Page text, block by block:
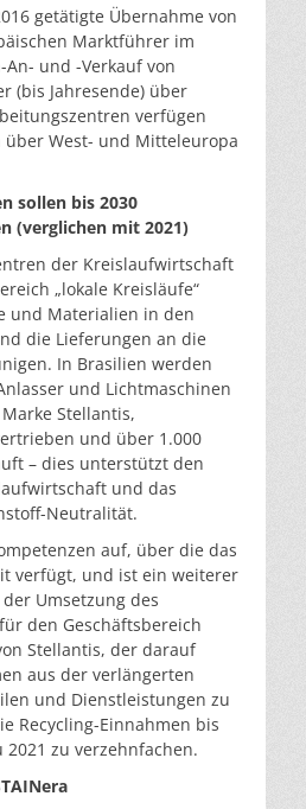
getätigte Übernahme von
Marktführer im
und -Verkauf von
(bis Jahresende) über
verfügen
West- und Mitteleuropa
sollen bis 2030
(verglichen mit 2021)
der Kreislaufwirtschaft
„lokale Kreisläufe“
und Materialien in den
die Lieferungen an die
In Brasilien werden
und Lichtmaschinen
Stellantis,
und über 1.000
– dies unterstützt den
und das
Neutralität.
auf, über die das
verfügt, und ist ein weiterer
Umsetzung des
den Geschäftsbereich
Stellantis, der darauf
aus der verlängerten
und Dienstleistungen zu
Recycling-Einnahmen bis
2021 zu verzehnfachen.